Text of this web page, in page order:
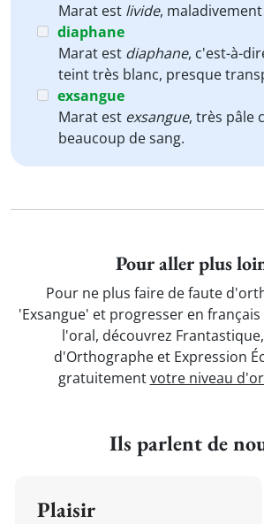
Marat est livide,
diaphane
Marat est diaphane, c'est-à-
teint très blanc, presque
exsangue
Marat est exsangue, très pâle
beaucoup de sang.
Pour aller plus
Pour ne plus faire de faute
'Exsangue' et progresser en
l'oral, découvrez
d'Orthographe et Expression
gratuitementvotre niveau
Ils parlent de
Plaisir